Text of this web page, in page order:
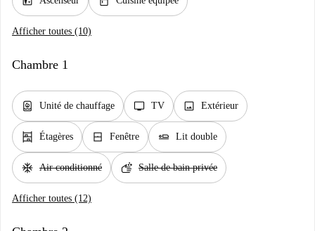
Afficher toutes (10)
Chambre 1
water_heater Unité de chauffage tv TV image Extérieur
shelves Étagères window_closed Fenêtre airline_seat_flat Lit double
ac_unit Air conditionné soap Salle de bain privée
Afficher toutes (12)